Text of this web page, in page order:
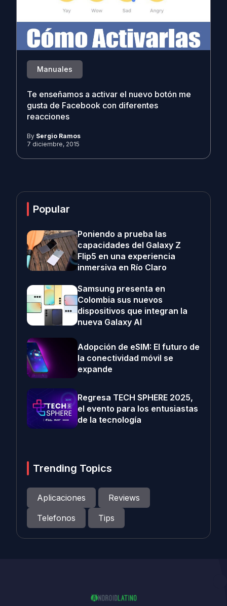
Manuales
Te enseñamos a activar el nuevo botón me
gusta de Facebook con diferentes
reacciones
By Sergio Ramos
7 diciembre, 2015
Popular
Poniendo a prueba las
capacidades del Galaxy Z
Flip5 en una experiencia
inmersiva en Río Claro
Samsung presenta en
Colombia sus nuevos
dispositivos que integran la
nueva Galaxy AI
Adopción de eSIM: El futuro de
la conectividad móvil se
expande
Regresa TECH SPHERE 2025,
el evento para los entusiastas
de la tecnología
Trending Topics
Aplicaciones
Reviews
Telefonos
Tips